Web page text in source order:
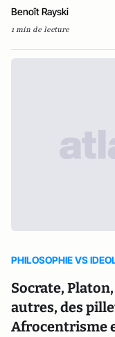
Benoît Rayski
1 min de lecture
PHILOSOPHIE VS
Socrate,
autres, des
Afrocentrisme